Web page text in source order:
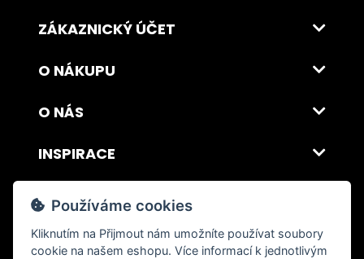
ZÁKAZNICKÝ ÚČET
O NÁKUPU
O NÁS
INSPIRACE
DOPRAVA A PLATBA
© 2026 ITALSKY INTERIER s.r.o. Vytvořilo INIZIO Internet Media s.r.o.|
Používáme cookies
Kliknutím na Přijmout nám umožníte používat soubory
cookie na našem eshopu. Více informací k jednotlivým